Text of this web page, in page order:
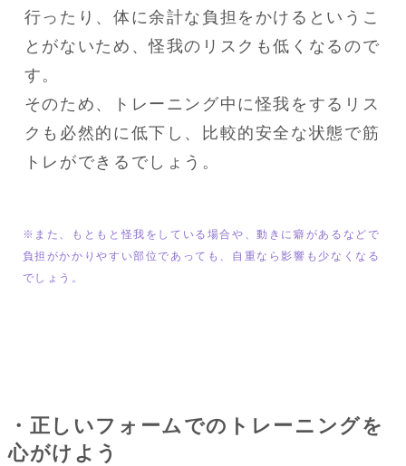
行ったり、体に余計な負担をかけるというこ
とがないため、怪我のリスクも低くなるので
す。
そのため、トレーニング中に怪我をするリス
クも必然的に低下し、比較的安全な状態で筋
トレができるでしょう。
※また、もともと怪我をしている場合や、動きに癖があるなどで
負担がかかりやすい部位であっても、自重なら影響も少なくなる
でしょう。
・正しいフォームでのトレーニングを
心がけよう